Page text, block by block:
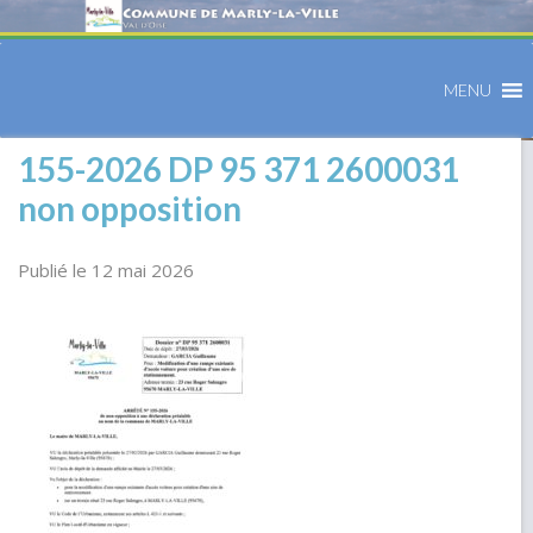
MENU
155-2026 DP 95 371 2600031
non opposition
Publié le 12 mai 2026